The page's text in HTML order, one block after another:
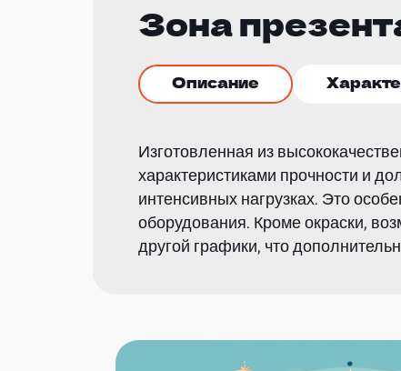
Зона
Описание
Изготовленная из
характеристиками прочности и
интенсивных нагрузках. Это
оборудования. Кроме окраски,
другой графики, что